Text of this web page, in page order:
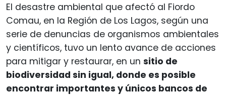
El desastre ambiental que afectó al Fiordo
Comau, en la Región de Los Lagos, según una
serie de denuncias de organismos ambientales
y científicos, tuvo un lento avance de acciones
para mitigar y restaurar, en un sitio de
biodiversidad sin igual, donde es posible
encontrar importantes y únicos bancos de